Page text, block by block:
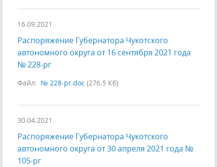
16.09.2021
Распоряжение Губернатора Чукотского
автономного округа от 16 сентября 2021 года
№ 228-рг
Файл: № 228-рг.doc (276.5 Кб)
30.04.2021
Распоряжение Губернатора Чукотского
автономного округа от 30 апреля 2021 года №
105-рг